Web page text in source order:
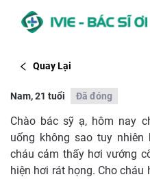
Quay Lại
Nam, 21 tuổi Đã đóng
Chào bác sỹ ạ, hôm nay
uống không sao tuy
cháu cảm thấy hơi vướng
hiện hơi rát họng. Cho